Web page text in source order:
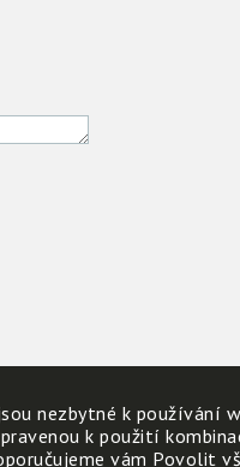
nezbytné k používání
k použití
vám Povolit